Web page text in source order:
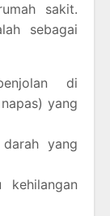
sakit.
sebagai
di
yang
yang